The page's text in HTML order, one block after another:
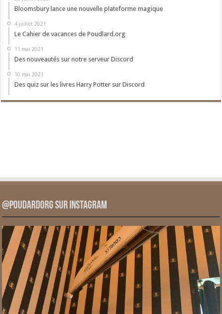
Bloomsbury lance une nouvelle plateforme magique
4 juillet 2021
Le Cahier de vacances de Poudlard.org
11 mai 2021
Des nouveautés sur notre serveur Discord
10 mai 2021
Des quiz sur les livres Harry Potter sur Discord
@PoudardOrg sur Instagram